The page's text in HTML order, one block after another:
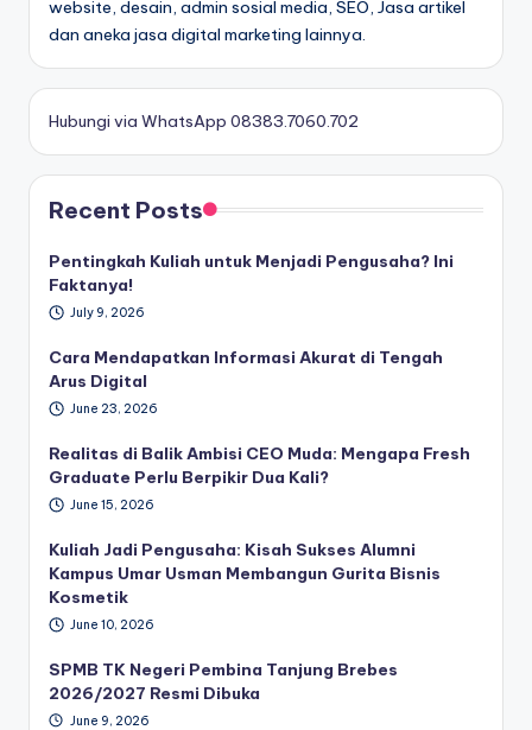
website, desain, admin sosial media, SEO, Jasa artikel
dan aneka jasa digital marketing lainnya.
Hubungi via WhatsApp 08383.7060.702
Recent Posts
Pentingkah Kuliah untuk Menjadi Pengusaha? Ini
Faktanya!
July 9, 2026
Cara Mendapatkan Informasi Akurat di Tengah
Arus Digital
June 23, 2026
Realitas di Balik Ambisi CEO Muda: Mengapa Fresh
Graduate Perlu Berpikir Dua Kali?
June 15, 2026
Kuliah Jadi Pengusaha: Kisah Sukses Alumni
Kampus Umar Usman Membangun Gurita Bisnis
Kosmetik
June 10, 2026
SPMB TK Negeri Pembina Tanjung Brebes
2026/2027 Resmi Dibuka
June 9, 2026